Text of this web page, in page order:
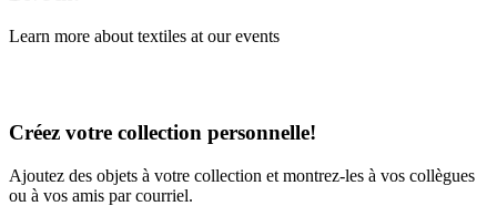
Learn more about textiles at our events
Créez votre collection personnelle!
Ajoutez des objets à votre collection et montrez-les à vos collègues
ou à vos amis par courriel.